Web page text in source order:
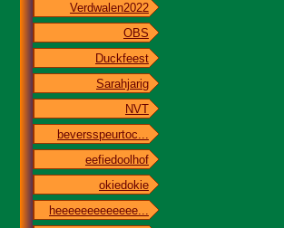
Verdwalen2022
OBS
Duckfeest
Sarahjarig
NVT
beversspeurtoc...
eefiedoolhof
okiedokie
heeeeeeeeeeeee...